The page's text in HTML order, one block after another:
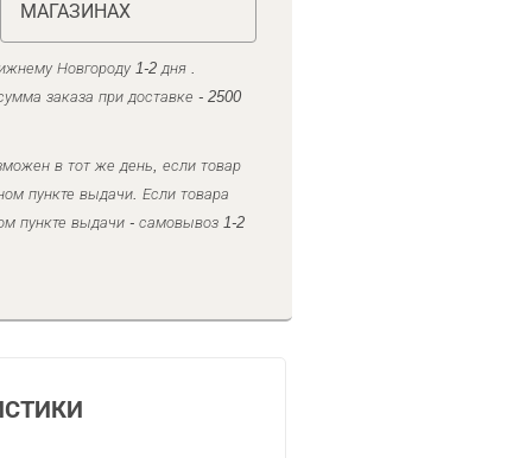
МАГАЗИНАХ
Новгороду 1-2 дня .
заказа при доставке - 2500
в тот же день, если товар
пункте выдачи. Если товара
пункте выдачи - самовывоз 1-2